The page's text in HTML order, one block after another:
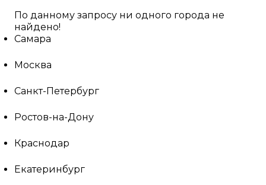
По данному запросу ни одного города не
найдено!
Самара
Москва
Санкт-Петербург
Ростов-на-Дону
Краснодар
Екатеринбург